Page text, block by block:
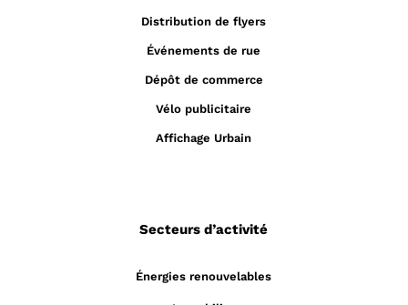
Distribution de flyers
Événements de rue
Dépôt de commerce
Vélo publicitaire
Affichage Urbain
Secteurs d’activité
Énergies renouvelables